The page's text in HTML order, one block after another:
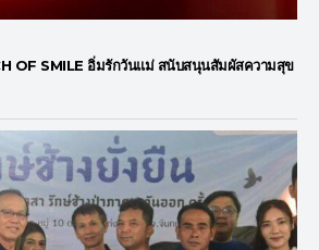
OF SMILE อิ่มรักวันแม่ สนับสนุนสัมผัสความสุข